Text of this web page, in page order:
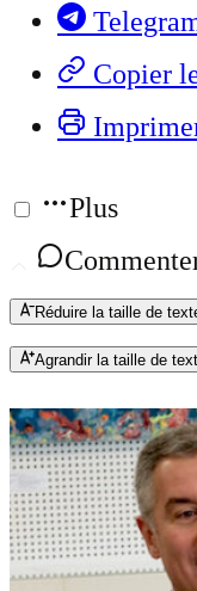
Copier
Plus
Réduire la taille de
Agrandir la taille de